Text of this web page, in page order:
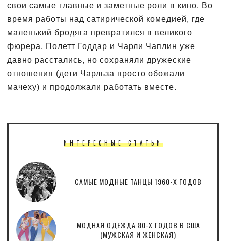
свои самые главные и заметные роли в кино. Во
время работы над сатирической комедией, где
маленький бродяга превратился в великого
фюрера, Полетт Годдар и Чарли Чаплин уже
давно расстались, но сохраняли дружеские
отношения (дети Чарльза просто обожали
мачеху) и продолжали работать вместе.
ИНТЕРЕСНЫЕ СТАТЬИ
САМЫЕ МОДНЫЕ ТАНЦЫ 1960-Х ГОДОВ
МОДНАЯ ОДЕЖДА 80-Х ГОДОВ В США
(МУЖСКАЯ И ЖЕНСКАЯ)